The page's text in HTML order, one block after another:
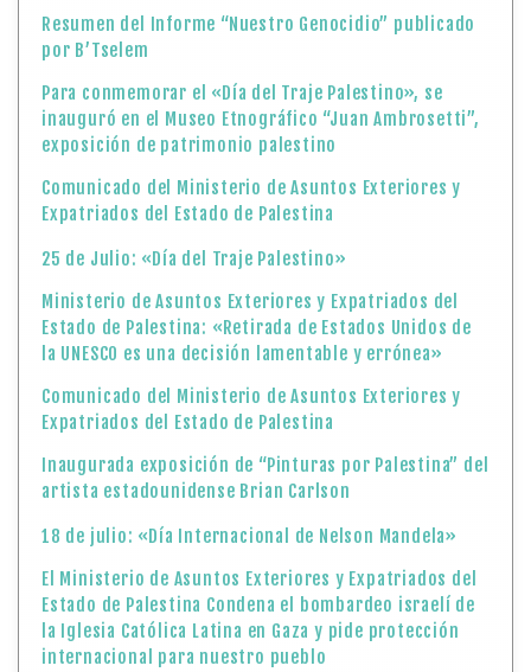
Resumen del Informe “Nuestro Genocidio” publicado
por B’Tselem
Para conmemorar el «Día del Traje Palestino», se
inauguró en el Museo Etnográfico “Juan Ambrosetti”,
exposición de patrimonio palestino
Comunicado del Ministerio de Asuntos Exteriores y
Expatriados del Estado de Palestina
25 de Julio: «Día del Traje Palestino»
Ministerio de Asuntos Exteriores y Expatriados del
Estado de Palestina: «Retirada de Estados Unidos de
la UNESCO es una decisión lamentable y errónea»
Comunicado del Ministerio de Asuntos Exteriores y
Expatriados del Estado de Palestina
Inaugurada exposición de “Pinturas por Palestina” del
artista estadounidense Brian Carlson
18 de julio: «Día Internacional de Nelson Mandela»
El Ministerio de Asuntos Exteriores y Expatriados del
Estado de Palestina Condena el bombardeo israelí de
la Iglesia Católica Latina en Gaza y pide protección
internacional para nuestro pueblo